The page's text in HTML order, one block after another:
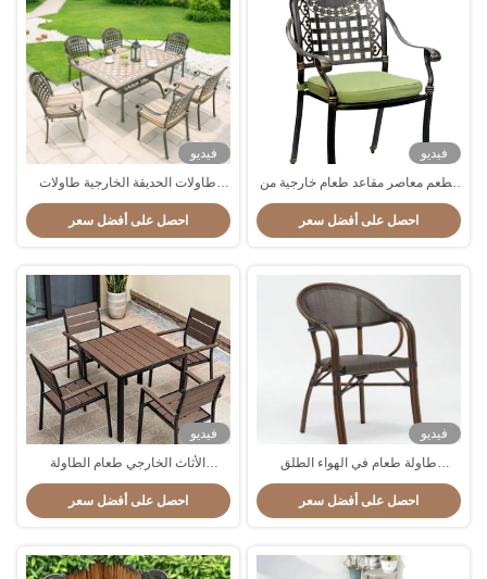
فيديو
طاولات الحديقة الخارجية طاولات
الشرفة طاولة الطعام للخيمات
احصل على أفضل سعر
فيديو
مطعم معاصر مقاعد طعام خارجية من
الألومنيوم
احصل على أفضل سعر
فيديو
الأثاث الخارجي طعام الطاولة
والكرسي المجموعة للحديقة فيلا
احصل على أفضل سعر
فيديو
طاولة طعام في الهواء الطلق
والكرسي قابل للتراص مجموعة
التصميم الحديث مطعم طاولة القهوة
الروتان PE
احصل على أفضل سعر